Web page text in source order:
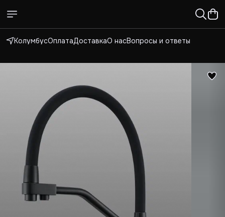
КолумбусОплатаДоставкаО насВопросы и ответы